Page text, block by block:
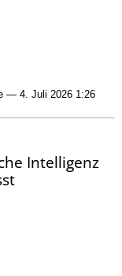
— 4. Juli 2026 1:26
Intelligenz